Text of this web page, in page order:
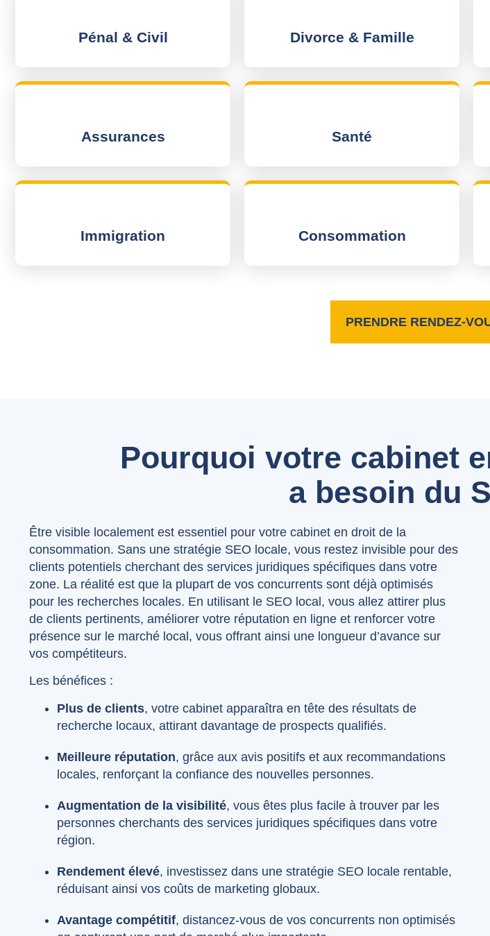
Pénal & Civil Divorce & Famille
Assurances Santé
Immigration Consommation
PRENDRE RENDEZ-
Pourquoi votre cabinet
a besoin du
Être visible localement est essentiel pour votre cabinet en droit de la
consommation. Sans une stratégie SEO locale, vous restez invisible pour des
clients potentiels cherchant des services juridiques spécifiques dans votre
zone. La réalité est que la plupart de vos concurrents sont déjà optimisés
pour les recherches locales. En utilisant le SEO local, vous allez attirer plus
de clients pertinents, améliorer votre réputation en ligne et renforcer votre
présence sur le marché local, vous offrant ainsi une longueur d’avance sur
vos compétiteurs.
Les bénéfices :
Plus de clients, votre cabinet apparaîtra en tête des résultats de
recherche locaux, attirant davantage de prospects qualifiés.
Meilleure réputation, grâce aux avis positifs et aux recommandations
locales, renforçant la confiance des nouvelles personnes.
Augmentation de la visibilité, vous êtes plus facile à trouver par les
personnes cherchants des services juridiques spécifiques dans votre
région.
Rendement élevé, investissez dans une stratégie SEO locale rentable,
réduisant ainsi vos coûts de marketing globaux.
Avantage compétitif, distancez-vous de vos concurrents non optimisés